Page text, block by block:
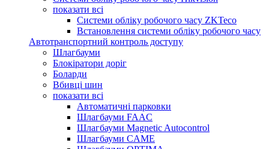
показати всі
Системи обліку робочого часу ZKTeco
Встановлення системи обліку робочого часу
Автотранспортний контроль доступу
Шлагбауми
Блокіратори доріг
Боларди
Вбивці шин
показати всі
Автоматичні парковки
Шлагбауми FAAC
Шлагбауми Magnetic Autocontrol
Шлагбауми CAME